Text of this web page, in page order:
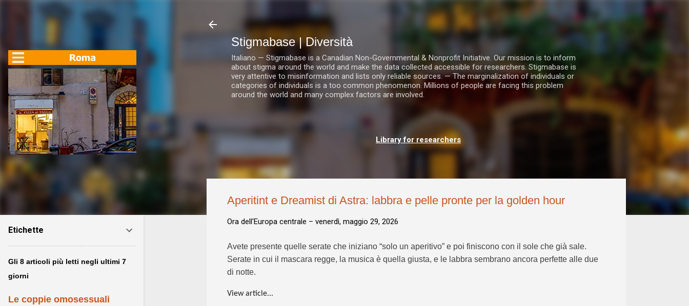
Passa ai contenuti principali
Stigmabase | Diversità
Italiano — Stigmabase is a Canadian Non-Governmental & Nonprofit Initiative. Our mission is to inform
about stigma around the world and make the data collected accessible for researchers. Stigmabase is
very attentive to misinformation and lists only reliable sources. — The marginalization of individuals or
categories of individuals is a too common phenomenon. Millions of people are facing this problem
around the world and many complex factors are involved.
Library for researchers
Aperitint e Dreamist di Astra: labbra e pelle pronte per la golden hour
Ora dell'Europa centrale – venerdì, maggio 29, 2026
Avete presente quelle serate che iniziano “solo un aperitivo” e poi finiscono con il sole che già sale.
Serate in cui il mascara regge, la musica è quella giusta, e le labbra sembrano ancora perfette alle due
di notte.
View article...
Etichette
Gli 8 articoli più letti negli ultimi 7
giorni
Le coppie omosessuali